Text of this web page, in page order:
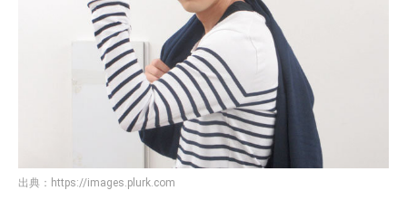
出典： https://images.plurk.com